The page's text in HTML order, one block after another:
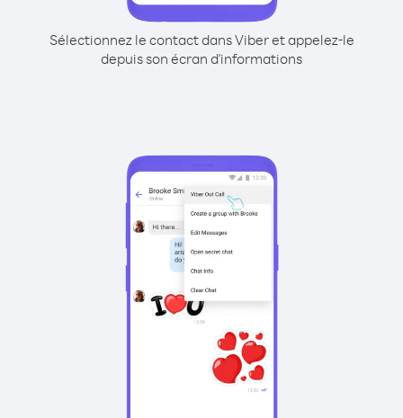
Sélectionnez le contact dans Viber et appelez-le
depuis son écran d'informations